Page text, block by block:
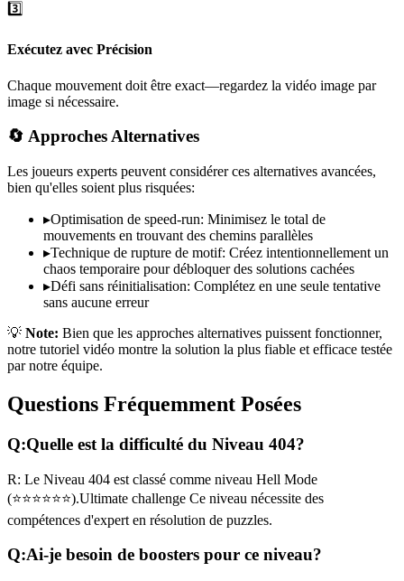
3️⃣
Exécutez avec Précision
Chaque mouvement doit être exact—regardez la vidéo image par
image si nécessaire.
🔄 Approches Alternatives
Les joueurs experts peuvent considérer ces alternatives avancées,
bien qu'elles soient plus risquées:
▸Optimisation de speed-run: Minimisez le total de
mouvements en trouvant des chemins parallèles
▸Technique de rupture de motif: Créez intentionnellement un
chaos temporaire pour débloquer des solutions cachées
▸Défi sans réinitialisation: Complétez en une seule tentative
sans aucune erreur
💡 Note: Bien que les approches alternatives puissent fonctionner,
notre tutoriel vidéo montre la solution la plus fiable et efficace testée
par notre équipe.
Questions Fréquemment Posées
Q:Quelle est la difficulté du Niveau 404?
R: Le Niveau 404 est classé comme niveau Hell Mode
(⭐⭐⭐⭐⭐⭐).Ultimate challenge Ce niveau nécessite des
compétences d'expert en résolution de puzzles.
Q:Ai-je besoin de boosters pour ce niveau?